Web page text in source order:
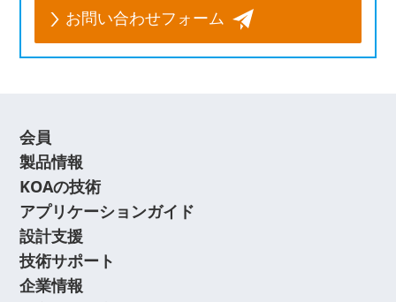
お問い合わせフォーム
会員
製品情報
KOAの技術
アプリケーションガイド
設計支援
技術サポート
企業情報